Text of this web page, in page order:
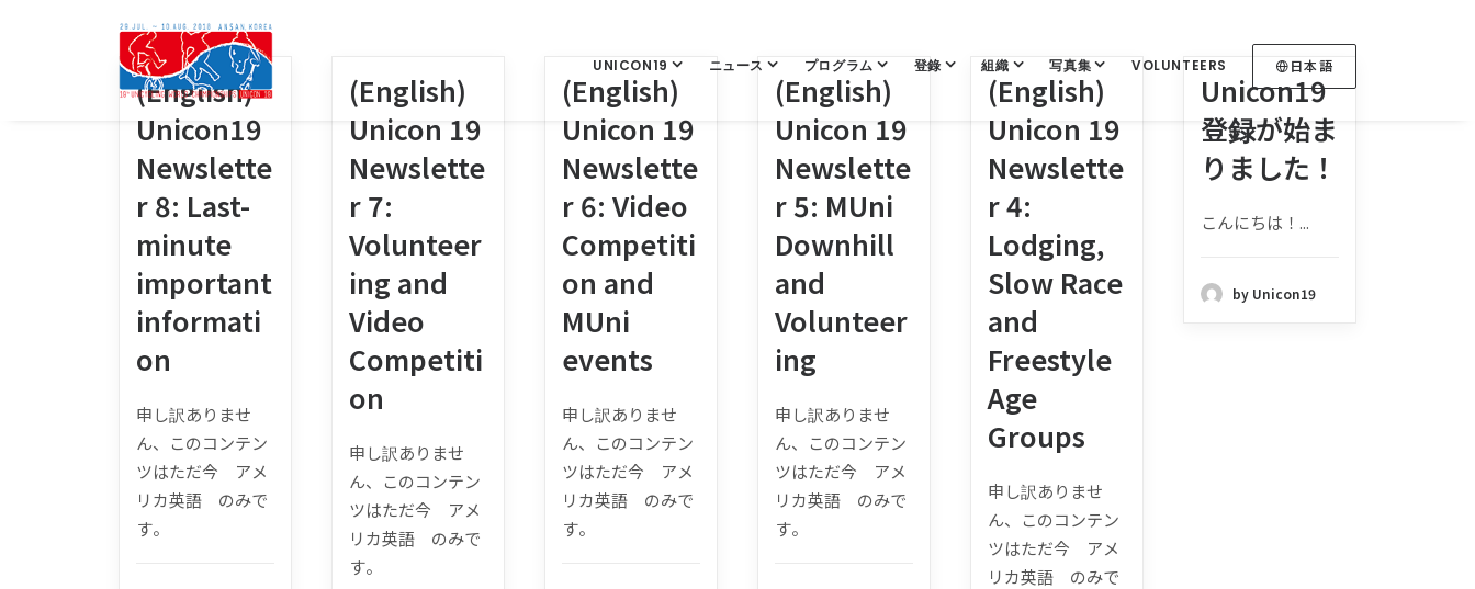
UNICON19 ニュース プログラム 登錄 組織 写真集 VOLUNTEERS 日本語
(English)
Unicon19
Newslette
r 8: Last-
minute
important
informati
on
申し訳ありませ
ん、このコンテン
ツはただ今 アメ
リカ英語 のみで
す。
(English)
Unicon 19
Newslette
r 7:
Volunteer
ing and
Video
Competiti
on
申し訳ありませ
ん、このコンテン
ツはただ今 アメ
リカ英語 のみで
す。
(English)
Unicon 19
Newslette
r 6: Video
Competiti
on and
MUni
events
申し訳ありませ
ん、このコンテン
ツはただ今 アメ
リカ英語 のみで
す。
(English)
Unicon 19
Newslette
r 5: MUni
Downhill
and
Volunteer
ing
申し訳ありませ
ん、このコンテン
ツはただ今 アメ
リカ英語 のみで
す。
(English)
Unicon 19
Newslette
r 4:
Lodging,
Slow Race
and
Freestyle
Age
Groups
申し訳ありませ
ん、このコンテン
ツはただ今 アメ
リカ英語 のみで
Unicon19
登録が始ま
りました！
こんにちは！...
by Unicon19